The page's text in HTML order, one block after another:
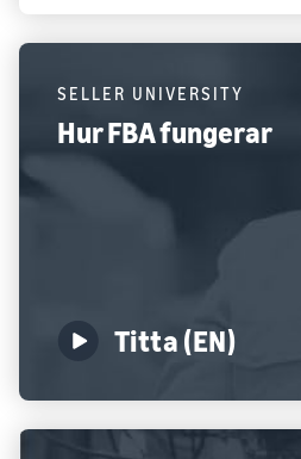
SELLER UNIVERSITY
Hur FBA fungerar
Titta (EN)